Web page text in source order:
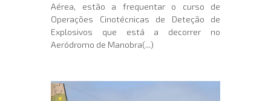
Aérea, estão a frequentar o curso de
Operações Cinotécnicas de Deteção de
Explosivos que está a decorrer no
Aeródromo de Manobra(...)